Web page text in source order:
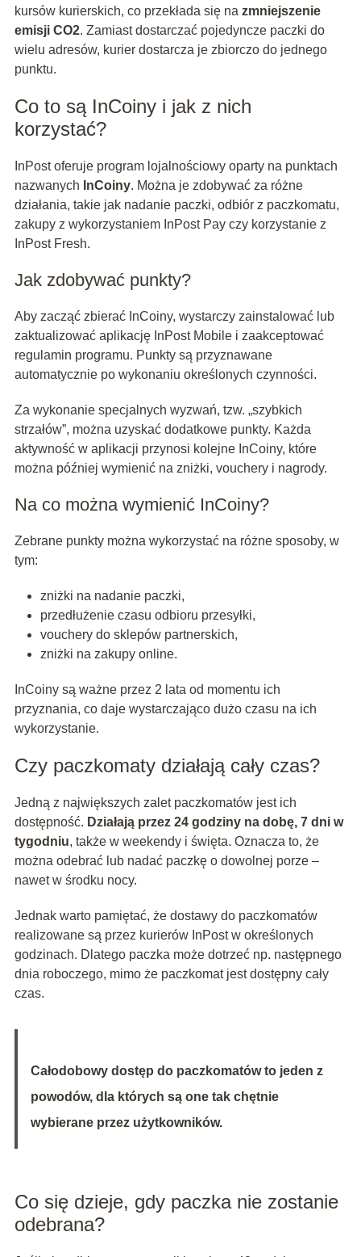
kursów kurierskich, co przekłada się na zmniejszenie
emisji CO2. Zamiast dostarczać pojedyncze paczki do
wielu adresów, kurier dostarcza je zbiorczo do jednego
punktu.
Co to są InCoiny i jak z nich
korzystać?
InPost oferuje program lojalnościowy oparty na punktach
nazwanych InCoiny. Można je zdobywać za różne
działania, takie jak nadanie paczki, odbiór z paczkomatu,
zakupy z wykorzystaniem InPost Pay czy korzystanie z
InPost Fresh.
Jak zdobywać punkty?
Aby zacząć zbierać InCoiny, wystarczy zainstalować lub
zaktualizować aplikację InPost Mobile i zaakceptować
regulamin programu. Punkty są przyznawane
automatycznie po wykonaniu określonych czynności.
Za wykonanie specjalnych wyzwań, tzw. „szybkich
strzałów”, można uzyskać dodatkowe punkty. Każda
aktywność w aplikacji przynosi kolejne InCoiny, które
można później wymienić na zniżki, vouchery i nagrody.
Na co można wymienić InCoiny?
Zebrane punkty można wykorzystać na różne sposoby, w
tym:
zniżki na nadanie paczki,
przedłużenie czasu odbioru przesyłki,
vouchery do sklepów partnerskich,
zniżki na zakupy online.
InCoiny są ważne przez 2 lata od momentu ich
przyznania, co daje wystarczająco dużo czasu na ich
wykorzystanie.
Czy paczkomaty działają cały czas?
Jedną z największych zalet paczkomatów jest ich
dostępność. Działają przez 24 godziny na dobę, 7 dni w
tygodniu, także w weekendy i święta. Oznacza to, że
można odebrać lub nadać paczkę o dowolnej porze –
nawet w środku nocy.
Jednak warto pamiętać, że dostawy do paczkomatów
realizowane są przez kurierów InPost w określonych
godzinach. Dlatego paczka może dotrzeć np. następnego
dnia roboczego, mimo że paczkomat jest dostępny cały
czas.
Całodobowy dostęp do paczkomatów to jeden z
powodów, dla których są one tak chętnie
wybierane przez użytkowników.
Co się dzieje, gdy paczka nie zostanie
odebrana?